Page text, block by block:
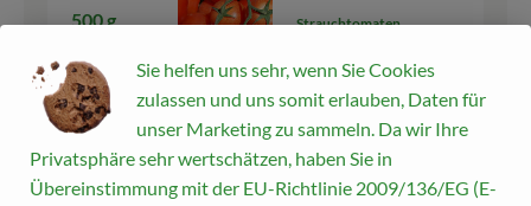
500 g
Auswahl ändern
Strauchtomaten
kg
Gesamtpreis:5,00 €
Sie helfen uns sehr, wenn Sie Cookies
zulassen und uns somit erlauben, Daten für
unser Marketing zu sammeln. Da wir Ihre
Privatsphäre sehr wertschätzen, haben Sie in
Übereinstimmung mit der EU-Richtlinie 2009/136/EG (E-